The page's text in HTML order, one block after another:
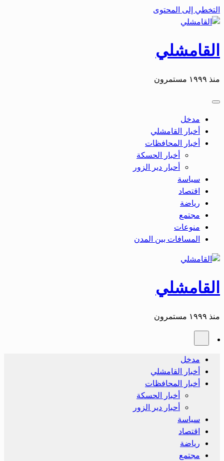
التخطي إلى المحتوى
القامشلي
منذ ١٩٩٩ مستمرون
مدخل
أخبار القامشلي
أخبار المحافظات
أخبار الحسكة
أحبار دير الزور
سياسة
اقتصاد
رياضة
مجتمع
منوعات
المسافات بين المدن
القامشلي
منذ ١٩٩٩ مستمرون
مدخل
أخبار القامشلي
أخبار المحافظات
أخبار الحسكة
أحبار دير الزور
سياسة
اقتصاد
رياضة
مجتمع